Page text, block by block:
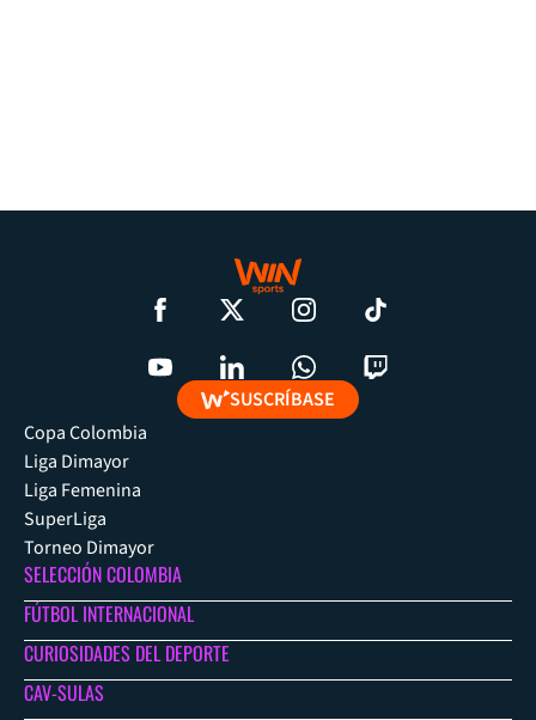
SUSCRÍBASE
Copa Colombia
Liga Dimayor
Liga Femenina
SuperLiga
Torneo Dimayor
SELECCIÓN COLOMBIA
FÚTBOL INTERNACIONAL
CURIOSIDADES DEL DEPORTE
CAV-SULAS